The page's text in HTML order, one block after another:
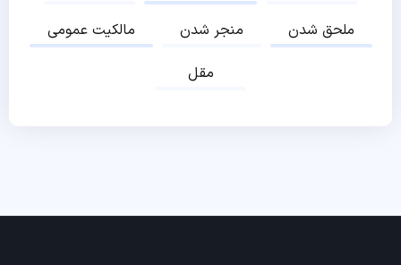
مالکیت عمومی
منجر شدن
ملحق شدن
مقل